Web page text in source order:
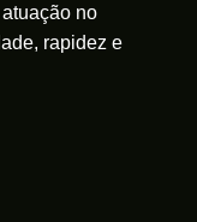
no
rapidez e